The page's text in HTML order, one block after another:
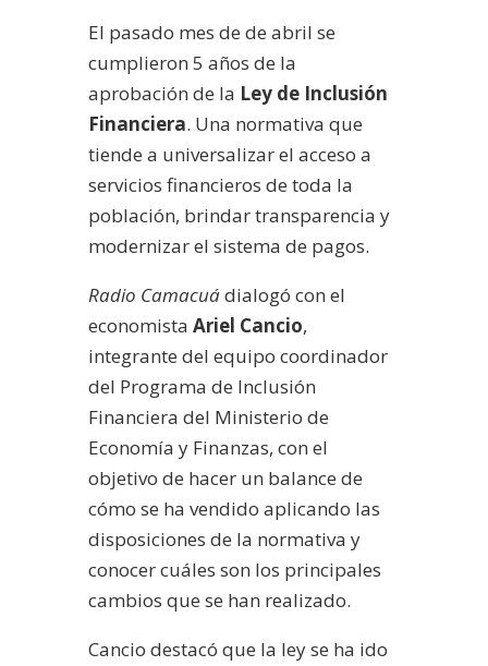
El pasado mes de de abril se
cumplieron 5 años de la
aprobación de la Ley de Inclusión
Financiera. Una normativa que
tiende a universalizar el acceso a
servicios financieros de toda la
población, brindar transparencia y
modernizar el sistema de pagos.
Radio Camacuádialogó con el
economista Ariel Cancio,
integrante del equipo coordinador
del Programa de Inclusión
Financiera del Ministerio de
Economía y Finanzas, con el
objetivo de hacer un balance de
cómo se ha vendido aplicando las
disposiciones de la normativa y
conocer cuáles son los principales
cambios que se han realizado.
Cancio destacó que la ley se ha ido